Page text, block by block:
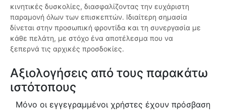
κινητικές δυσκολίες, διασφαλίζοντας την ευχάριστη
παραμονή όλων των επισκεπτών. Ιδιαίτερη σημασία
δίνεται στην προσωπική φροντίδα και τη συνεργασία με
κάθε πελάτη, με στόχο ένα αποτέλεσμα που να
ξεπερνά τις αρχικές προσδοκίες.
Αξιολογήσεις από τους παρακάτω
ιστότοπους
Μόνο οι εγγεγραμμένοι χρήστες έχουν πρόσβαση